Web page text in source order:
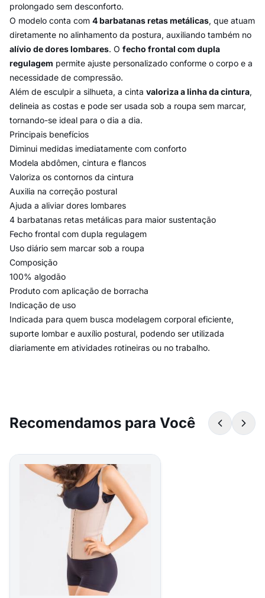
prolongado sem desconforto.
O modelo conta com 4 barbatanas retas metálicas, que atuam
diretamente no alinhamento da postura, auxiliando também no
alívio de dores lombares. O fecho frontal com dupla
regulagem permite ajuste personalizado conforme o corpo e a
necessidade de compressão.
Além de esculpir a silhueta, a cinta valoriza a linha da cintura,
delineia as costas e pode ser usada sob a roupa sem marcar,
tornando-se ideal para o dia a dia.
Principais benefícios
Diminui medidas imediatamente com conforto
Modela abdômen, cintura e flancos
Valoriza os contornos da cintura
Auxilia na correção postural
Ajuda a aliviar dores lombares
4 barbatanas retas metálicas para maior sustentação
Fecho frontal com dupla regulagem
Uso diário sem marcar sob a roupa
Composição
100% algodão
Produto com aplicação de borracha
Indicação de uso
Indicada para quem busca modelagem corporal eficiente,
suporte lombar e auxílio postural, podendo ser utilizada
diariamente em atividades rotineiras ou no trabalho.
Recomendamos para Você